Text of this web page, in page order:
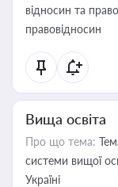
відносин та
правовідносин
Вища освіта
Про що тема:
системи вищої
Україні